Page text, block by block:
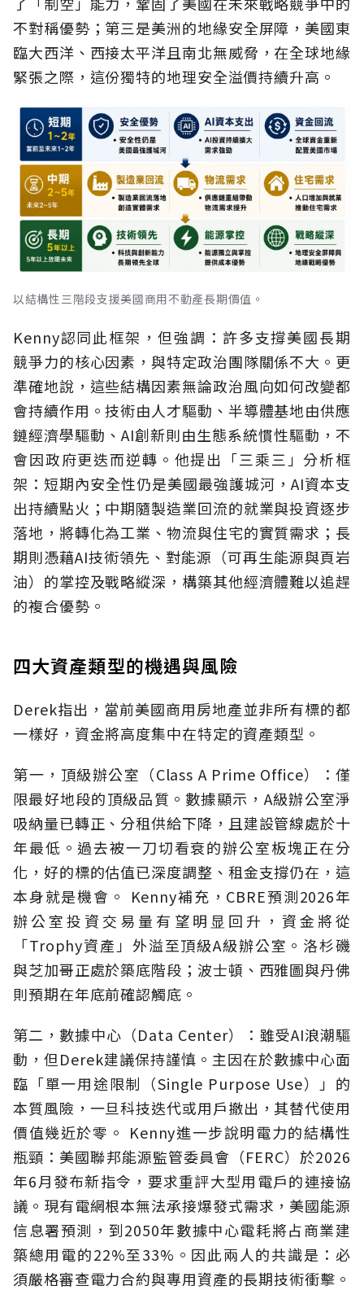
不對稱優勢；第三是美洲的地緣安全屏障，美國東
臨大西洋、西接太平洋且南北無威脅，在全球地緣
緊張之際，這份獨特的地理安全溢價持續升高。
以結構性三階段支援美國商用不動產長期價值。
Kenny認同此框架，但強調：許多支撐美國長期
競爭力的核心因素，與特定政治團隊關係不大。更
準確地說，這些結構因素無論政治風向如何改變都
會持續作用。技術由人才驅動、半導體基地由供應
鏈經濟學驅動、AI創新則由生態系統慣性驅動，不
會因政府更迭而逆轉。他提出「三乘三」分析框
架：短期內安全性仍是美國最強護城河，AI資本支
出持續點火；中期隨製造業回流的就業與投資逐步
落地，將轉化為工業、物流與住宅的實質需求；長
期則憑藉AI技術領先、對能源（可再生能源與頁岩
油）的掌控及戰略縱深，構築其他經濟體難以追趕
的複合優勢。
四大資產類型的機遇與風險
Derek指出，當前美國商用房地產並非所有標的都
一樣好，資金將高度集中在特定的資產類型。
第一，頂級辦公室（Class A Prime Office）：僅
限最好地段的頂級品質。數據顯示，A級辦公室淨
吸納量已轉正、分租供給下降，且建設管線處於十
年最低。過去被一刀切看衰的辦公室板塊正在分
化，好的標的估值已深度調整、租金支撐仍在，這
本身就是機會。 Kenny補充，CBRE預測2026年
辦公室投資交易量有望明显回升，資金將從
「Trophy資產」外溢至頂級A級辦公室。洛杉磯
與芝加哥正處於築底階段；波士頓、西雅圖與丹佛
則預期在年底前確認觸底。
第二，數據中心（Data Center）：雖受AI浪潮驅
動，但Derek建議保持謹慎。主因在於數據中心面
臨「單一用途限制（Single Purpose Use）」的
本質風險，一旦科技迭代或用戶撤出，其替代使用
價值幾近於零。 Kenny進一步說明電力的結構性
瓶頸：美國聯邦能源監管委員會（FERC）於2026
年6月發布新指令，要求重評大型用電戶的連接協
議。現有電網根本無法承接爆發式需求，美國能源
信息署預測，到2050年數據中心電耗將占商業建
築總用電的22%至33%。因此兩人的共識是：必
須嚴格審查電力合約與專用資產的長期技術衝擊。